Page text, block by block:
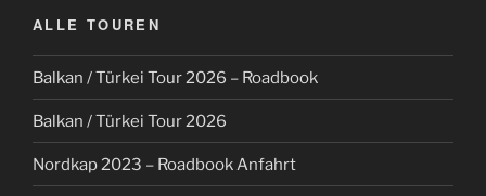
ALLE TOUREN
Balkan / Türkei Tour 2026 – Roadbook
Balkan / Türkei Tour 2026
Nordkap 2023 – Roadbook Anfahrt